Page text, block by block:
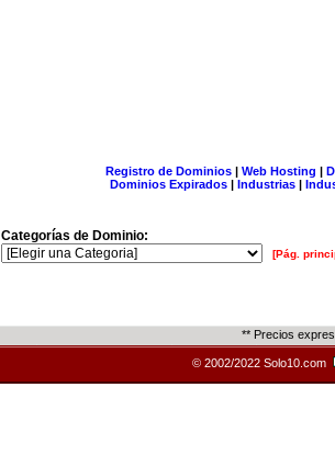
Registro de Dominios| Web Hosting |
Dominios Expirados | Industrias |
Categorías de Dominio:
[Pág.
** Precios
© 2002/2022 Solo10.com